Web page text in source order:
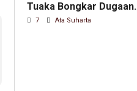
Tuaka Bongkar Dugaan
Cacat Administrasi Surat
7 Ata Suharta